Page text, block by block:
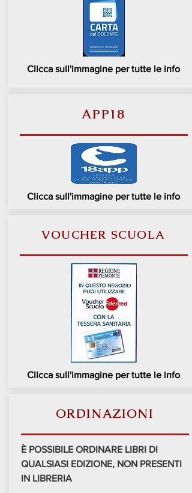
Clicca sull'immagine per tutte le info
APP18
Clicca sull'immagine per tutte le info
VOUCHER SCUOLA
Clicca sull'immagine per tutte le info
ORDINAZIONI
È POSSIBILE ORDINARE LIBRI DI
QUALSIASI EDIZIONE, NON PRESENTI
IN LIBRERIA